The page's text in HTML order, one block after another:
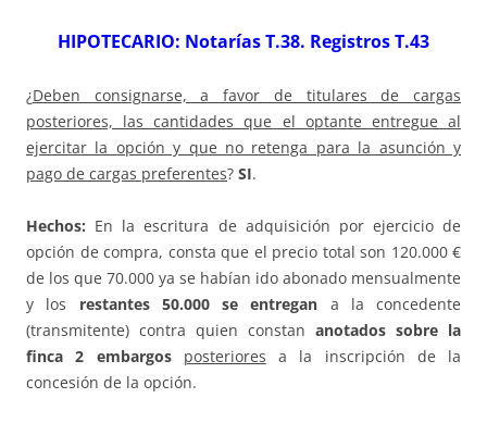
HIPOTECARIO: Notarías T.38. Registros T.43
¿Deben consignarse, a favor de titulares de cargas
posteriores, las cantidades que el optante entregue al
ejercitar la opción y que no retenga para la asunción y
pago de cargas preferentes? SI.
Hechos: En la escritura de adquisición por ejercicio de
opción de compra, consta que el precio total son 120.000 €
de los que 70.000 ya se habían ido abonado mensualmente
y los restantes 50.000 se entregan a la concedente
(transmitente) contra quien constan anotados sobre la
finca 2 embargos
posteriores a la inscripción de la
concesión de la opción.